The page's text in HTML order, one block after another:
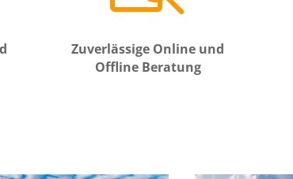
Zuverlässige Online und
Offline Beratung